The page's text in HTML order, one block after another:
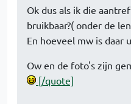
Ok dus als ik die
bruikbaar?( onder de
En hoeveel mw is daar
Ow en de foto's zijn
[/quote]